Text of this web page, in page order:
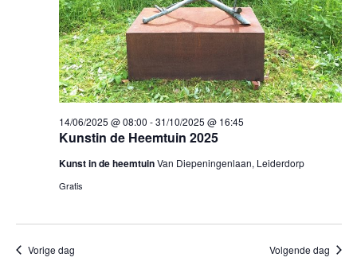
Kunstin de Heemtuin 2025
14/06/2025 @ 08:00 -31/10/2025 @ 16:45
Kunst in de heemtuinVan Diepeningenlaan, Leiderdorp
Gratis
Vorige dag Volgende dag